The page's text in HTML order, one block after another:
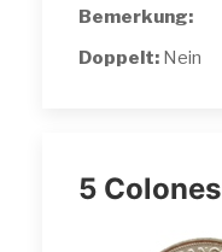
Bemerkung:
Doppelt: Nein
5 Colones